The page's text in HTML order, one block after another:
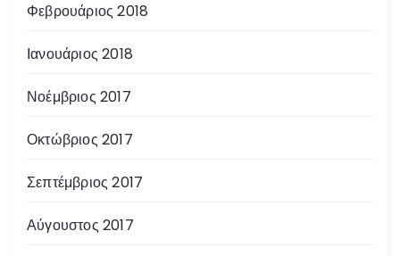
Φεβρουάριος 2018
Ιανουάριος 2018
Νοέμβριος 2017
Οκτώβριος 2017
Σεπτέμβριος 2017
Αύγουστος 2017